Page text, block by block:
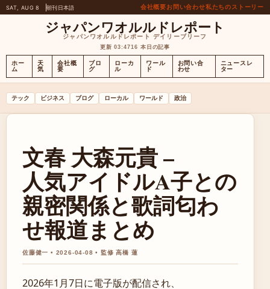
SAT, AUG 8 朝刊日本語 会社概要お問い合わせ私たちのストーリー
ジャパンワオルルドレポート
ジャパンワオルルドレポート デイリーブリーフ
更新 03:4716 本日の記事
ホー
ム
天
気
会社概
要
ブロ
グ
ローカ
ル
ワール
ド
お問い合
わせ
ニュースレ
ター
テック ビジネス ブログ ローカル ワールド 政治
文春 大森元貴 –
人気アイドルA子との
親密関係と歌詞匂わ
せ報道まとめ
佐藤健一 • 2026-04-08 • 監修 高橋 蓮
2026年1月7日に電子版が配信され、